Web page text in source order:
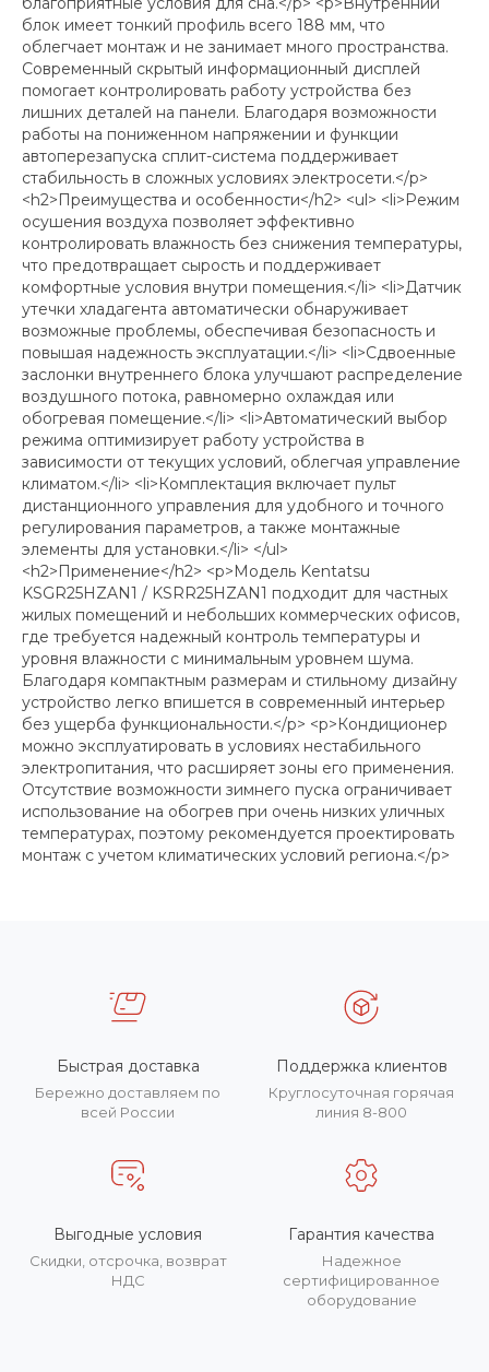
блок имеет тонкий профиль всего 188 мм, что
облегчает монтаж и не занимает много пространства.
Современный скрытый информационный дисплей
помогает контролировать работу устройства без
лишних деталей на панели. Благодаря возможности
работы на пониженном напряжении и функции
автоперезапуска сплит-система поддерживает
стабильность в сложных условиях электросети.</p>
<h2>Преимущества и особенности</h2> <ul> <li>Режим
осушения воздуха позволяет эффективно
контролировать влажность без снижения температуры,
что предотвращает сырость и поддерживает
комфортные условия внутри помещения.</li> <li>Датчик
утечки хладагента автоматически обнаруживает
возможные проблемы, обеспечивая безопасность и
повышая надежность эксплуатации.</li> <li>Сдвоенные
заслонки внутреннего блока улучшают распределение
воздушного потока, равномерно охлаждая или
обогревая помещение.</li> <li>Автоматический выбор
режима оптимизирует работу устройства в
зависимости от текущих условий, облегчая управление
климатом.</li> <li>Комплектация включает пульт
дистанционного управления для удобного и точного
регулирования параметров, а также монтажные
элементы для установки.</li> </ul>
<h2>Применение</h2> <p>Модель Kentatsu
KSGR25HZAN1 / KSRR25HZAN1 подходит для частных
жилых помещений и небольших коммерческих офисов,
где требуется надежный контроль температуры и
уровня влажности с минимальным уровнем шума.
Благодаря компактным размерам и стильному дизайну
устройство легко впишется в современный интерьер
без ущерба функциональности.</p> <p>Кондиционер
можно эксплуатировать в условиях нестабильного
электропитания, что расширяет зоны его применения.
Отсутствие возможности зимнего пуска ограничивает
использование на обогрев при очень низких уличных
температурах, поэтому рекомендуется проектировать
монтаж с учетом климатических условий региона.</p>
Быстрая доставка
Бережно доставляем по
всей России
Поддержка клиентов
Круглосуточная горячая
линия 8-800
Выгодные условия
Скидки, отсрочка, возврат
НДС
Гарантия качества
Надежное
сертифицированное
оборудование